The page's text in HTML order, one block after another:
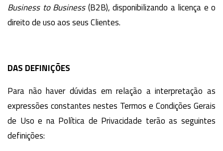
Business to Business(B2B), disponibilizando a licença e o
direito de uso aos seus Clientes.
DAS DEFINIÇÕES
Para não haver dúvidas em relação a interpretação as
expressões constantes nestes Termos e Condições Gerais
de Uso e na Política de Privacidade terão as seguintes
definições: